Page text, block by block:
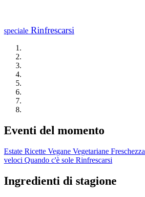
speciale Rinfrescarsi
Eventi del momento
Estate Ricette Vegane Vegetariane Freschezza
veloci Quando c'è sole Rinfrescarsi
Ingredienti di stagione